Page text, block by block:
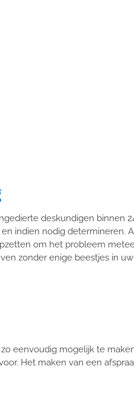
deskundigen binnen
indien nodig determineren.
om het probleem
zonder enige beestjes in
eenvoudig mogelijk te
Het maken van een